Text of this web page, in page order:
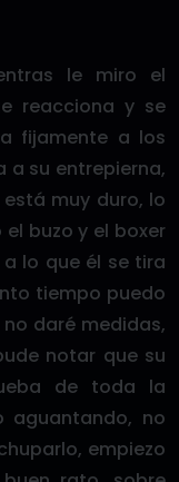
le miro el
reacciona y se
fijamente a los
a su entrepierna,
muy duro, lo
buzo y el boxer
lo que él se tira
tiempo puedo
daré medidas,
notar que su
de toda la
aguantando, no
empiezo